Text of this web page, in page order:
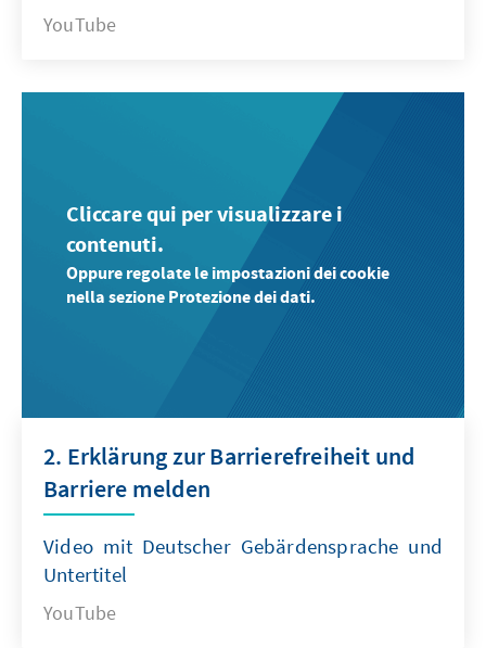
YouTube
Cliccare qui per visualizzare i
contenuti.
Oppure regolate le impostazioni dei cookie
nella sezione Protezione dei dati.
2. Erklärung zur Barrierefreiheit und
Barriere melden
Video mit Deutscher Gebärdensprache und
Untertitel
YouTube